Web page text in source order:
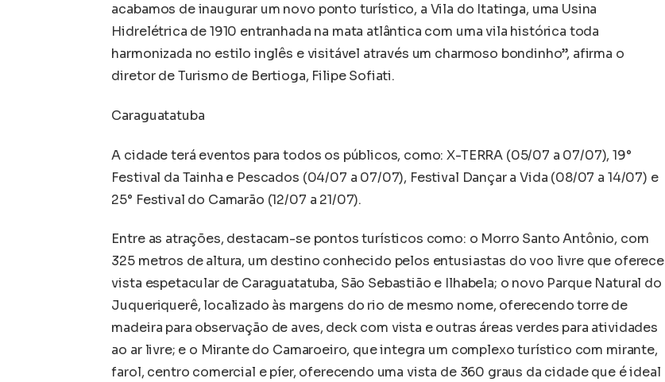
acabamos de inaugurar um novo ponto turístico, a Vila do Itatinga, uma Usina
Hidrelétrica de 1910 entranhada na mata atlântica com uma vila histórica toda
harmonizada no estilo inglês e visitável através um charmoso bondinho”, afirma o
diretor de Turismo de Bertioga, Filipe Sofiati.
Caraguatatuba
A cidade terá eventos para todos os públicos, como: X-TERRA (05/07 a 07/07), 19°
Festival da Tainha e Pescados (04/07 a 07/07), Festival Dançar a Vida (08/07 a 14/07) e
25° Festival do Camarão (12/07 a 21/07).
Entre as atrações, destacam-se pontos turísticos como: o Morro Santo Antônio, com
325 metros de altura, um destino conhecido pelos entusiastas do voo livre que oferece
vista espetacular de Caraguatatuba, São Sebastião e Ilhabela; o novo Parque Natural do
Juqueriquerê, localizado às margens do rio de mesmo nome, oferecendo torre de
madeira para observação de aves, deck com vista e outras áreas verdes para atividades
ao ar livre; e o Mirante do Camaroeiro, que integra um complexo turístico com mirante,
farol, centro comercial e píer, oferecendo uma vista de 360 graus da cidade que é ideal